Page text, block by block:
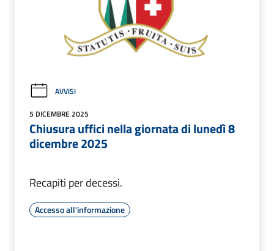
AVVISI
5 DICEMBRE 2025
Chiusura uffici nella giornata di lunedì 8
dicembre 2025
Recapiti per decessi.
Accesso all'informazione